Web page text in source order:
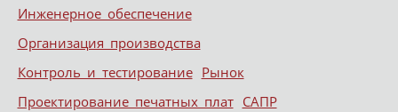
Меню
Skip to content
Инженерное обеспечение
Организация производства
Контроль и тестирование Рынок
Проектирование печатных плат САПР